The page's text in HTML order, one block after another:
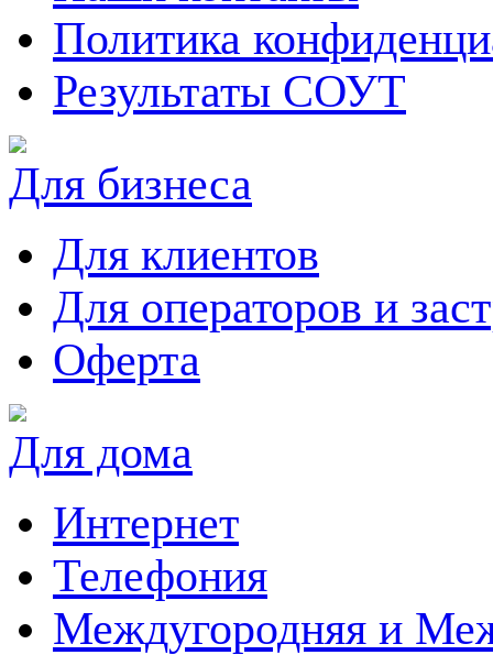
Политика
Результаты СОУТ
Для бизнеса
Для клиентов
Для операторов и
Оферта
Для дома
Интернет
Телефония
Междугородняя и